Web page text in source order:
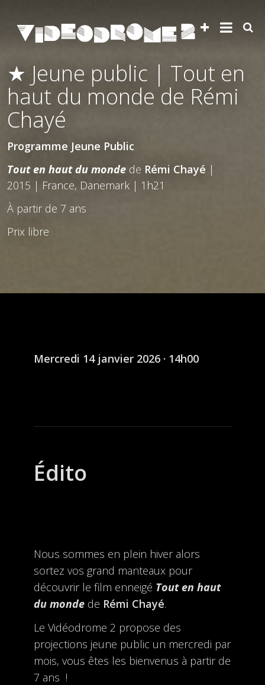
★ Jeune public | Tout en
haut du monde de Rémi
Chayé
Programme Jeune Public
Tout en haut du monde de Rémi Chayé |
2015 | France, Danemark | 1h21
À partir de 7 ans
Prix libre
Mercredi 14 janvier 2026 · 14h00
Édito
Nous sommes en plein hiver alors
sortez vos grand manteaux pour
découvrir le film enneigé Tout en haut
du mondede Rémi Chayé.
Le Vidéodrome 2 propose des
projections jeune public un mercredi par
mois, vous êtes les bienvenus à partir de
7 ans !